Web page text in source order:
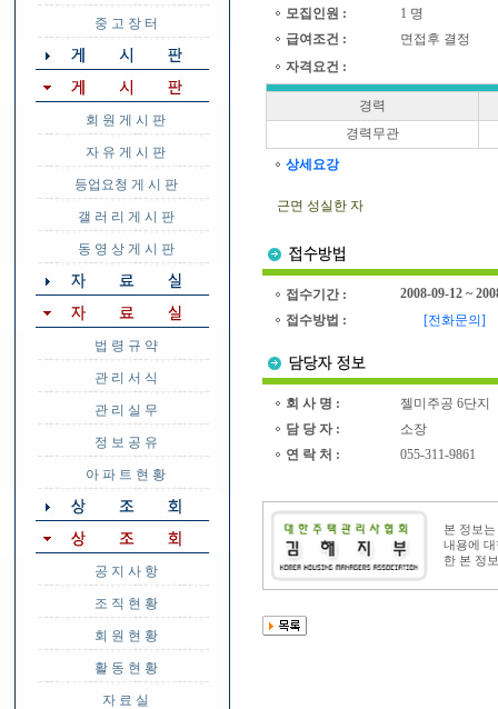
중 고 장 터
회 원 게 시 판
자 유 게 시 판
등업요청 게 시 판
갤 러 리 게 시 판
동 영 상 게 시 판
법 령 규 약
관 리 서 식
관 리 실 무
정 보 공 유
아 파 트 현 황
공 지 사 항
조 직 현 황
회 원 현 황
활 동 현 황
자 료 실
모집인원 :
1 명
급여조건 :
면접후 결정
자격요건 :
경력
경력무관
상세요강
근면 성실한 자
접수기간 :
2008-09-12 ~
접수방법 :
[전화문의]
회 사 명 :
젤미주공 6단지
담 당 자 :
소장
연 락 처 :
055-311-9861
본 정보는
내용에
한 본 정